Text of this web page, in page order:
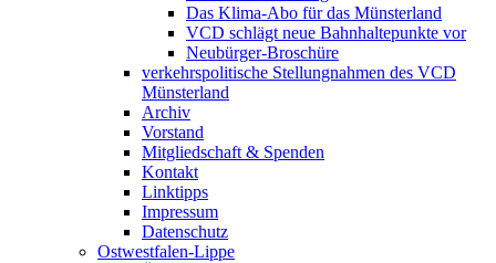
Das Klima-Abo für das Münsterland
VCD schlägt neue Bahnhaltepunkte vor
Neubürger-Broschüre
verkehrspolitische Stellungnahmen des VCD
Münsterland
Archiv
Vorstand
Mitgliedschaft & Spenden
Kontakt
Linktipps
Impressum
Datenschutz
Ostwestfalen-Lippe